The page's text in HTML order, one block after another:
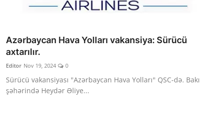
Azərbaycan Hava Yolları vakansiya: Sürücü
axtarılır.
Editor Nov 19, 2024 0
Sürücü vakansiyası "Azərbaycan Hava Yolları" QSC-də. Bakı
şəhərində Heydər Əliye...